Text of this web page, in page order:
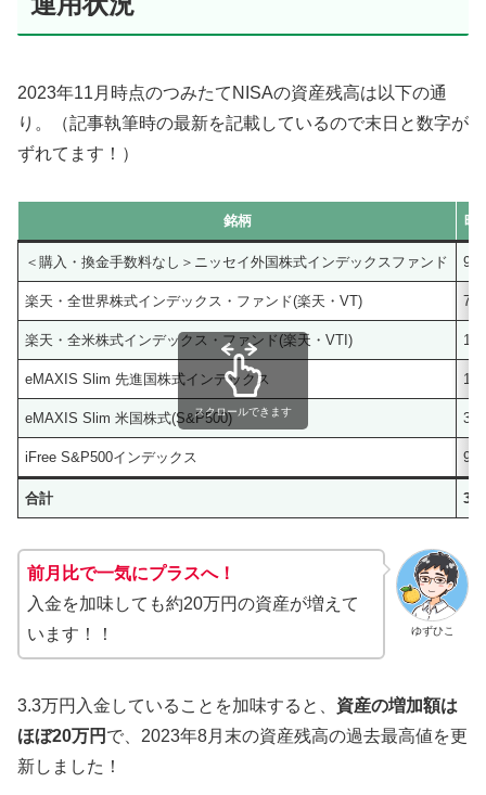
2023年11月時点のつみたてNISAの資産残高は以下の通
り。（記事執筆時の最新を記載しているので末日と数字が
ずれてます！）
銘柄 時
＜購入・換金手数料なし＞ニッセイ外国株式インデックスファンド
楽天・全世界株式インデックス・ファンド(楽天・VT)
楽天・全米株式インデックス・ファンド(楽天・VTI)
eMAXIS Slim 先進国株式インデックス
eMAXIS Slim 米国株式(S&P500)
iFree S&P500インデックス
合計
スクロールできます
ゆずひこ
前月比で一気にプラスへ！
入金を加味しても約20万円の資産が増えて
います！！
3.3万円入金していることを加味すると、 資産の増加額は
ほぼ20万円 で、2023年8月末の資産残高の過去最高値を更
新しました！